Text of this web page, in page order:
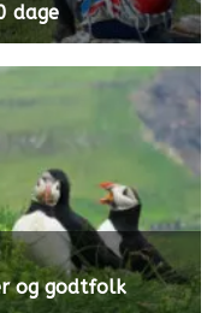
dage
og godtfolk